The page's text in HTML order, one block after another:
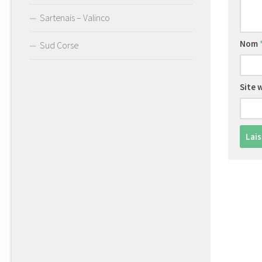
Nom
Site
Sartenais – Valinco
Sud Corse